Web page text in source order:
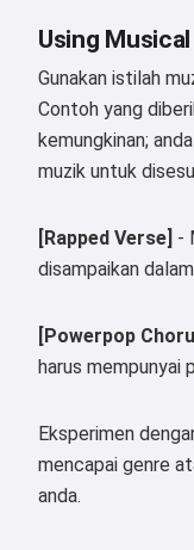
Using
Gunakan istilah
Contoh yang
kemungkinan;
muzik untuk
[Rapped Verse] -
disampaikan
[Powerpop
harus mempunyai
Eksperimen
mencapai genre
anda.